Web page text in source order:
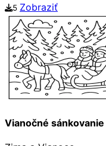
5 Zobraziť
Vianočné